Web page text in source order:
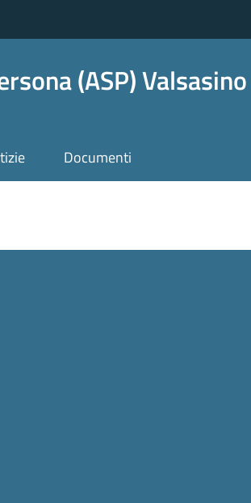
(ASP) Valsasino
Documenti